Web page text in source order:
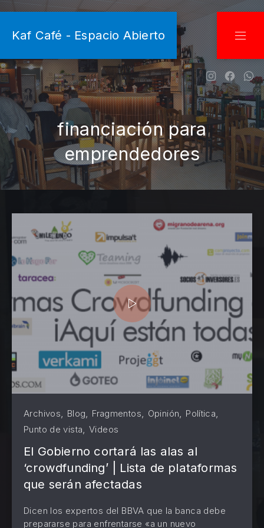
Kaf Café - Espacio Abierto
NewNew
financiación para
emprendedores
Archivos, Blog, Fragmentos, Opinión, Política,
Punto de vista,Videos
El Gobierno cortará las alas al
‘crowdfunding’ | Lista de plataformas
que serán afectadas
Dicen los expertos del BBVA que la banca debe
prepararse para enfrentarse «a un nuevo
PREVIOUS